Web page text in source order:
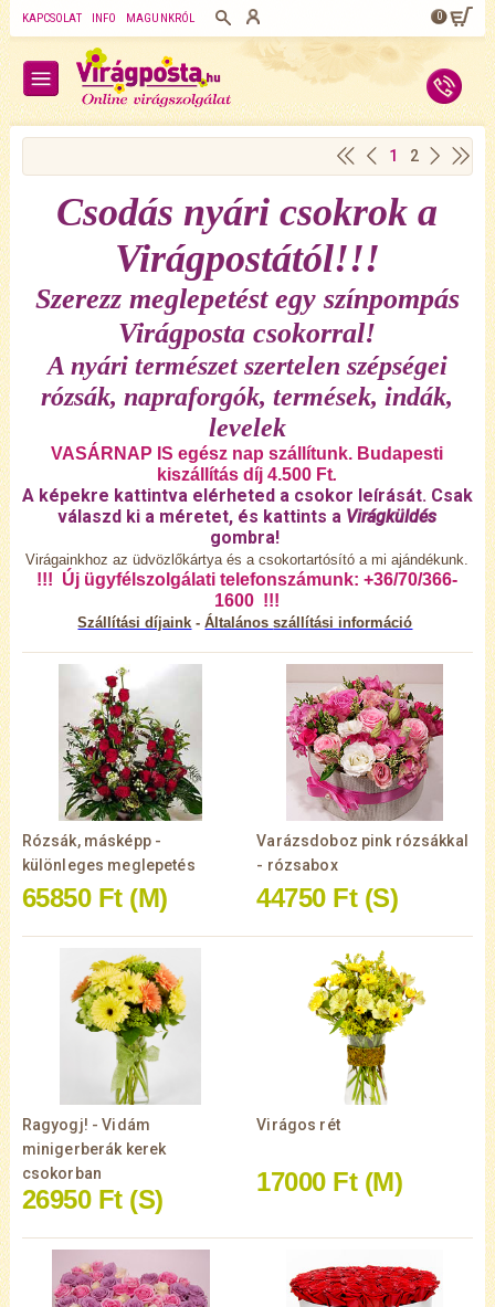
KAPCSOLAT INFO MAGUNKRÓL 0
1 2
Csodás nyári csokrok a
Virágpostától!!!
Szerezz meglepetést egy színpompás
Virágposta csokorral!
A nyári természet szertelen szépségei
rózsák, napraforgók, termések, indák,
levelek
VASÁRNAP IS egész nap szállítunk. Budapesti
kiszállítás díj 4.500 Ft.
A képekre kattintva elérheted a csokor leírását. Csak
válaszd ki a méretet, és kattints a Virágküldés
gombra!
Virágainkhoz az üdvözlőkártya és a csokortartósító a mi ajándékunk.
!!! Új ügyfélszolgálati telefonszámunk: +36/70/366-
1600 !!!
Szállítási díjaink -Általánosszállítási információ
Rózsák, másképp -
különleges meglepetés
65850 Ft (M)
Varázsdoboz pink rózsákkal
- rózsabox
44750 Ft (S)
Ragyogj! - Vidám
minigerberák kerek
csokorban
26950 Ft (S)
Virágos rét
17000 Ft (M)